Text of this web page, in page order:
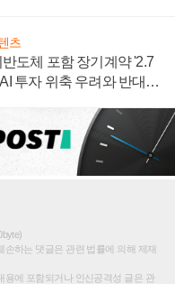
츠
도체 포함 장기계약 '2.7
투자 위축 우려와 반대
하는 댓글은 관련 법률에 의해 제재
용에 포함되거나 인신공격성 글은 관